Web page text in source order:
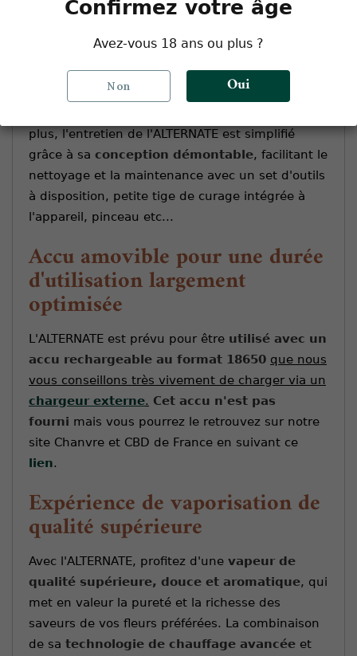
simplicité d'utilisation. Son interface utilisateur
intuitive permet une navigation aisée à travers
les différents réglages, rendant la vaporisation
plus, l'entretien de l'ALTERNATE est simplifié
grâce à sa conception démontable, facilitant le
nettoyage et la maintenance avec un set d'outils
à disposition, petite tige de curage intégrée à
l'appareil, pinceau etc...
Accu amovible pour une durée
d'utilisation largement
optimisée
L'ALTERNATE est prévu pour être utilisé avec un
accu rechargeable au format 18650 que nous
vous conseillons très vivement de charger via un
chargeur externe. Cet accu n'est pas
fourni mais vous pourrez le retrouvez sur notre
site Chanvre et CBD de France en suivant ce
lien.
Expérience de vaporisation de
qualité supérieure
Avec l'ALTERNATE, profitez d'une vapeur de
qualité supérieure, douce et aromatique, qui
met en valeur la pureté et la richesse des
saveurs de vos fleurs préférées. La combinaison
de sa technologie de chauffage avancée et
Confirmez votre âge
Avez-vous 18 ans ou plus ?
Non Oui